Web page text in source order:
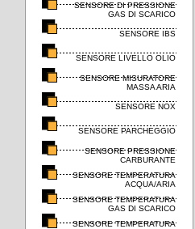
SENSORE DI PRESSIONE
GAS DI SCARICO
SENSORE IBS
SENSORE LIVELLO OLIO
SENSORE MISURATORE
MASSA ARIA
SENSORE NOX
SENSORE PARCHEGGIO
SENSORE PRESSIONE
CARBURANTE
SENSORE TEMPERATURA
ACQUA/ARIA
SENSORE TEMPERATURA
GAS DI SCARICO
SENSORE TEMPERATURA